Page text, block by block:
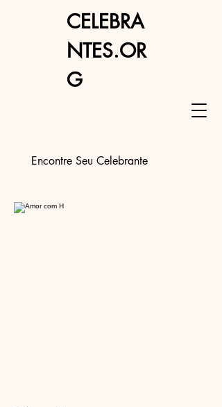
Encontre Seu Celebrante
CELEBRA
NTES.OR
G